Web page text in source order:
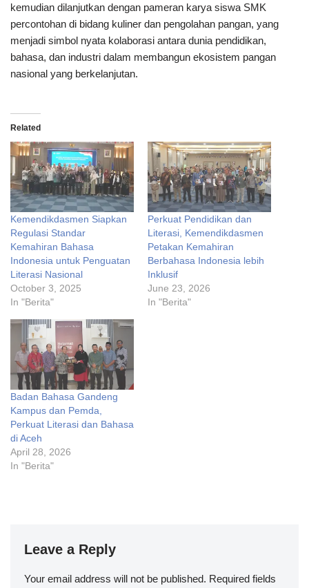
kemudian dilanjutkan dengan pameran karya siswa SMK
percontohan di bidang kuliner dan pengolahan pangan, yang
menjadi simbol nyata kolaborasi antara dunia pendidikan,
bahasa, dan industri dalam membangun ekosistem pangan
nasional yang berkelanjutan.
Related
Kemendikdasmen Siapkan
Regulasi Standar
Kemahiran Bahasa
Indonesia untuk Penguatan
Literasi Nasional
October 3, 2025
In "Berita"
Perkuat Pendidikan dan
Literasi, Kemendikdasmen
Petakan Kemahiran
Berbahasa Indonesia lebih
Inklusif
June 23, 2026
In "Berita"
Badan Bahasa Gandeng
Kampus dan Pemda,
Perkuat Literasi dan Bahasa
di Aceh
April 28, 2026
In "Berita"
Leave a Reply
Your email address will not be published. Required fields